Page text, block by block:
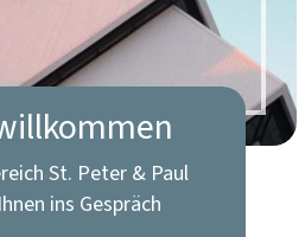
St. Peter & Paul
ins Gespräch